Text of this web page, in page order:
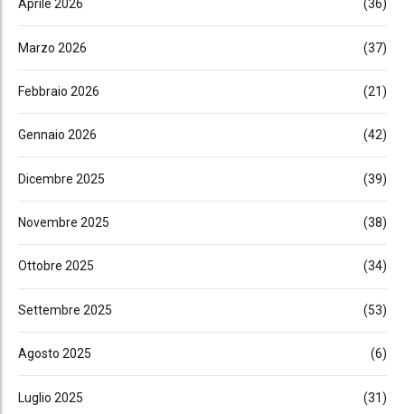
Aprile 2026 (36)
Marzo 2026 (37)
Febbraio 2026 (21)
Gennaio 2026 (42)
Dicembre 2025 (39)
Novembre 2025 (38)
Ottobre 2025 (34)
Settembre 2025 (53)
Agosto 2025 (6)
Luglio 2025 (31)